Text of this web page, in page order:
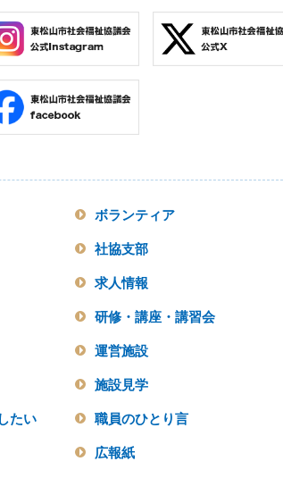
たい
ボランティア
社協支部
求人情報
研修・講座・講習会
運営施設
施設見学
職員のひとり言
広報紙